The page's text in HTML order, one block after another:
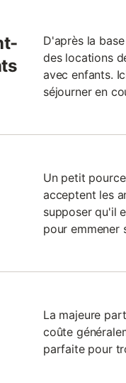
D'après la
des locations
avec enfants.
séjourner en
Un petit
acceptent les
supposer qu'il
pour emmener
La majeure
coûte
parfaite pour